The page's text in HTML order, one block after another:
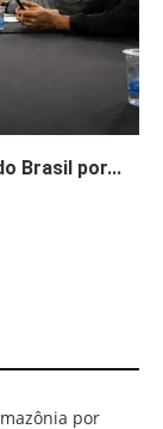
Brasil por...
por